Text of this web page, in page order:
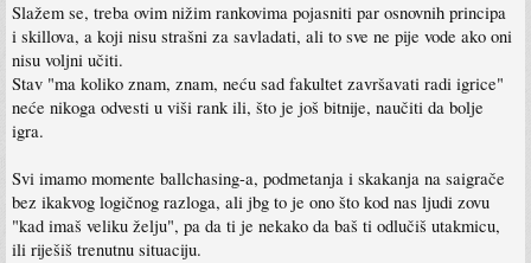
Slažem se, treba ovim nižim rankovima pojasniti par osnovnih principa
i skillova, a koji nisu strašni za savladati, ali to sve ne pije vode ako oni
nisu voljni učiti.
Stav "ma koliko znam, znam, neću sad fakultet završavati radi igrice"
neće nikoga odvesti u viši rank ili, što je još bitnije, naučiti da bolje
igra.
Svi imamo momente ballchasing-a, podmetanja i skakanja na saigrače
bez ikakvog logičnog razloga, ali jbg to je ono što kod nas ljudi zovu
"kad imaš veliku želju", pa da ti je nekako da baš ti odlučiš utakmicu,
ili riješiš trenutnu situaciju.